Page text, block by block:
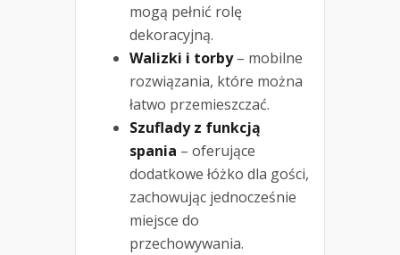
mogą pełnić rolę
dekoracyjną.
Walizki i torby– mobilne
rozwiązania, które można
łatwo przemieszczać.
Szuflady z funkcją
spania – oferujące
dodatkowe łóżko dla gości,
zachowując jednocześnie
miejsce do
przechowywania.